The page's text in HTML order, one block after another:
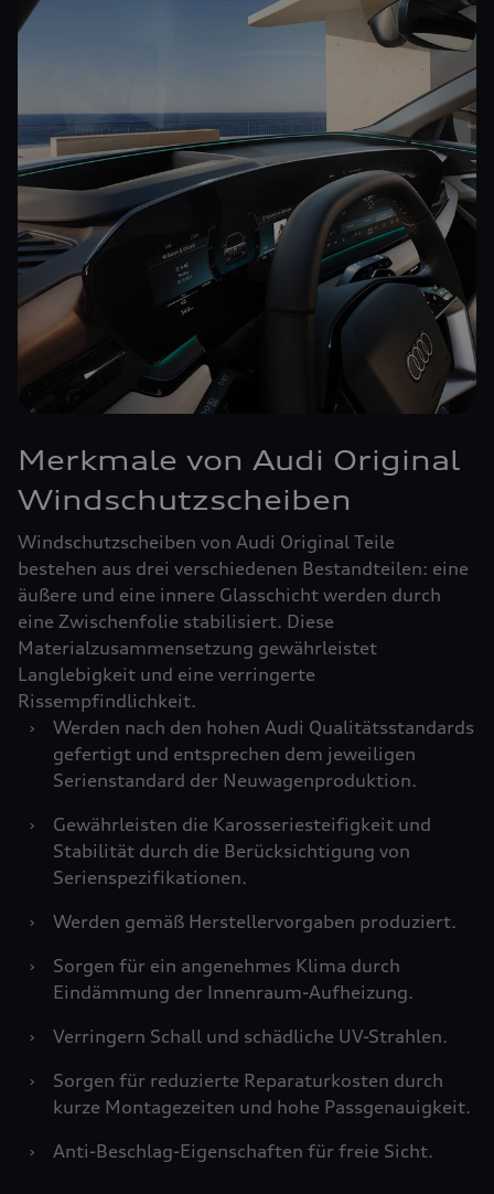
Merkmale von Audi Original
Windschutzscheiben
Windschutzscheiben von Audi Original Teile
bestehen aus drei verschiedenen Bestandteilen: eine
äußere und eine innere Glasschicht werden durch
eine Zwischenfolie stabilisiert. Diese
Materialzusammensetzung gewährleistet
Langlebigkeit und eine verringerte
Rissempfindlichkeit.
›
Werden nach den hohen Audi Qualitätsstandards
gefertigt und entsprechen dem jeweiligen
Serienstandard der Neuwagenproduktion.
›
Gewährleisten die Karosseriesteifigkeit und
Stabilität durch die Berücksichtigung von
Serienspezifikationen.
›
Werden gemäß Herstellervorgaben produziert.
›
Sorgen für ein angenehmes Klima durch
Eindämmung der Innenraum-Aufheizung.
›
Verringern Schall und schädliche UV-Strahlen.
›
Sorgen für reduzierte Reparaturkosten durch
kurze Montagezeiten und hohe Passgenauigkeit.
›
Anti-Beschlag-Eigenschaften für freie Sicht.